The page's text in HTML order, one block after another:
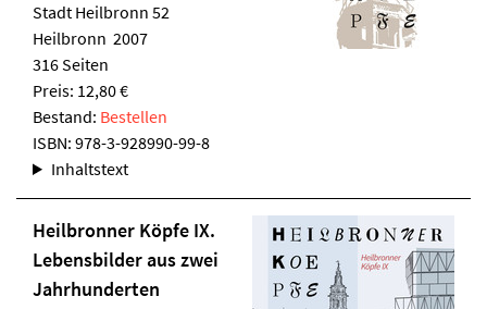
Stadt Heilbronn 52
Heilbronn 2007
316 Seiten
Preis: 12,80 €
Bestand: Bestellen
ISBN: 978-3-928990-99-8
Inhaltstext
Heilbronner Köpfe IX.
Lebensbilder aus zwei
Jahrhunderten